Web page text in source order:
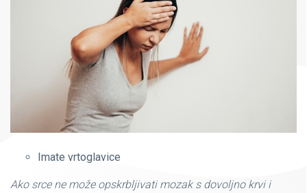
Imate vrtoglavice
Ako srce ne može opskrbljivati mozak s dovoljno krvi i